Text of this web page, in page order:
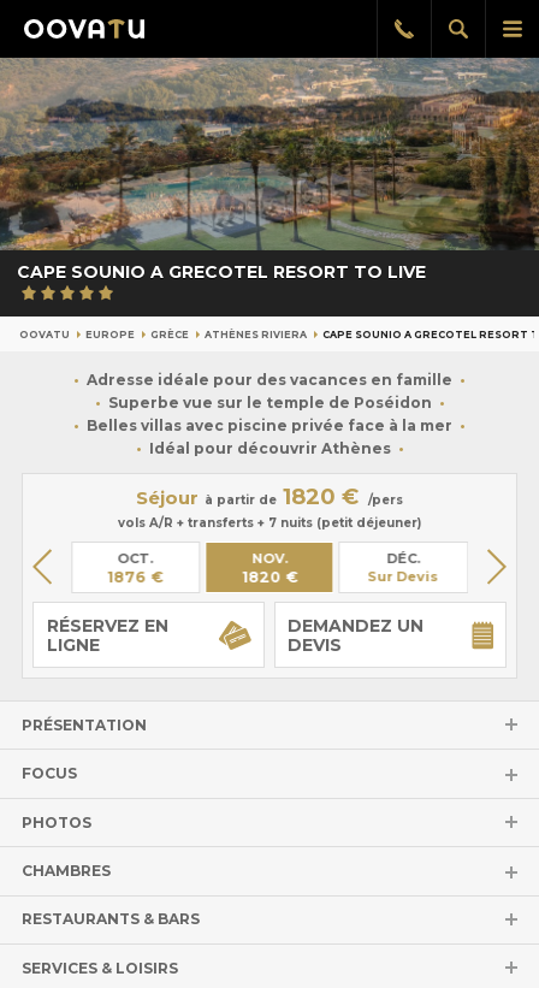
le
Afficher
la
Rappel
gratuit
CAPE SOUNIO A GRECOTEL RESORT TO LIVE
OOVATU EUROPE GRÈCE ATHÈNES RIVIERA CAPE SOUNIO A GRECOTEL RESORT
Adresse idéale pour des vacances en famille
Superbe vue sur le temple de Poséidon
Belles villas avec piscine privée face à la mer
Idéal pour découvrir Athènes
Séjour à partir de 1820 €
/pers
vols A/R + transferts + 7 nuits (petit déjeuner)
OCT.
1876 €
NOV.
1820 €
DÉC.
Sur Devis
Sur
RÉSERVEZ EN
LIGNE
DEMANDEZ UN
DEVIS
PRÉSENTATION
FOCUS
PHOTOS
CHAMBRES
RESTAURANTS & BARS
SERVICES & LOISIRS